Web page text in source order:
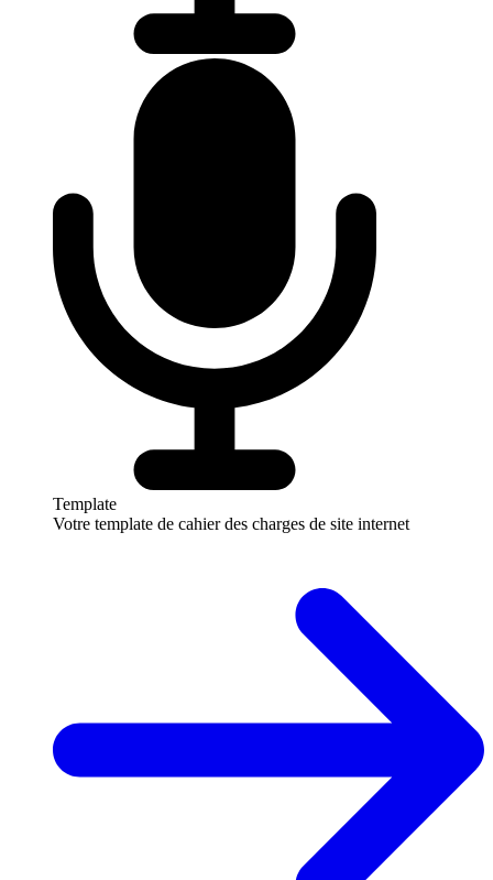
Template
Votre template de cahier des charges de site internet